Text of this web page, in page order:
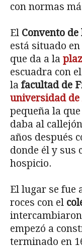
con normas
El Convento
está situado
que da a la
escuadra con el
la facultad de
universidad de
pequeña la
daba al
años después
donde él y sus
hospicio.
El lugar se fue
roces con el
empezó a
terminado en